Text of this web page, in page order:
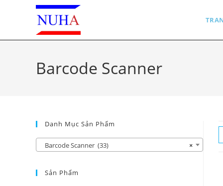
Barcode Scanner
Danh Mục Sản Phẩm
×
Barcode Scanner (33)
Sản Phẩm